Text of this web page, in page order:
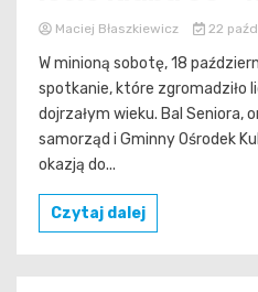
Maciej Błaszkiewicz 22
W minioną sobotę, 18
spotkanie, które zgromadziło
dojrzałym wieku. Bal Seniora,
samorząd i Gminny Ośrodek
okazją do...
Czytaj dalej